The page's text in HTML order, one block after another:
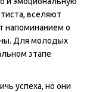
вселяют
напоминанием о
Для молодых
этапе
успеха, но они